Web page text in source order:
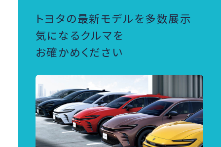
トヨタの最新モデルを多数展示
気になるクルマを
お確かめください